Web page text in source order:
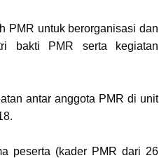
PMR untuk berorganisasi dan
bakti PMR serta kegiatan
antar anggota PMR di unit
peserta (kader PMR dari 26